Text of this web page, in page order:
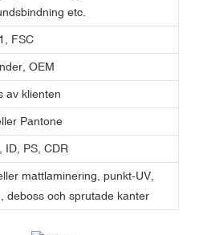
etc.
FSC
OEM
av klienten
Pantone
ID, PS, CDR
mattlaminering, punkt-UV,
deboss och sprutade kanter